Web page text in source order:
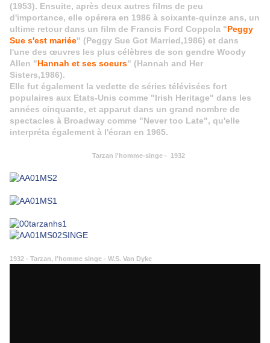
(1953). Ensuite, après deux autres films de peu
d'importance, elle opérera en 1986 à soixante-quinze ans, un
ultime retour dans un film de Francis Ford Coppola "Peggy
Sue s'est mariée" (Peggy Sue Got Married,1986) et dans
l'une des œuvres les plus célèbres de son gendre Woody
Allen "Hannah et ses soeurs" (Hannah and Her
Sisters,1986).
Elle fut également la vedette de séries télévisées fort
populaires aux Etats-Unis comme "Irish Heritage" dans les
années cinquante, et apparut dans un grand nombre de
spectacles à Broadway comme "Never too Late", qu'elle
interpréta également à l'écran en 1965.
Tarzan l'homme-singe - 1932
1932 - Tarzan, l'homme singe - W.S. Van Dyke